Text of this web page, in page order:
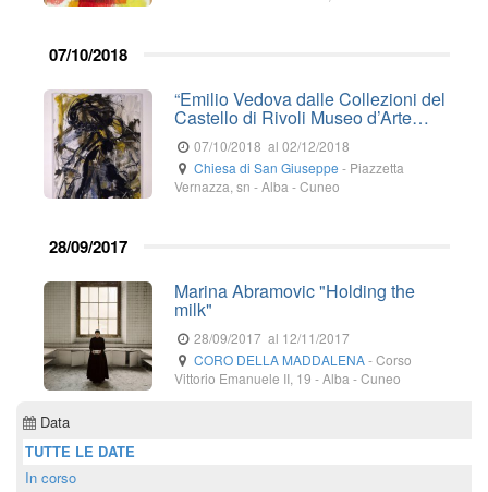
07/10/2018
“Emilio Vedova dalle Collezioni del
Castello di Rivoli Museo d’Arte…
07/10/2018 al 02/12/2018
Chiesa di San Giuseppe - Piazzetta
Vernazza, sn -Alba - Cuneo
28/09/2017
Marina Abramovic "Holding the
milk"
28/09/2017 al 12/11/2017
CORO DELLA MADDALENA-Corso
Vittorio Emanuele II, 19 -Alba - Cuneo
Data
TUTTE LE DATE
In corso